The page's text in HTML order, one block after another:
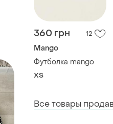
360 грн 12
Mango
Футболка mango
ХS
Все товары